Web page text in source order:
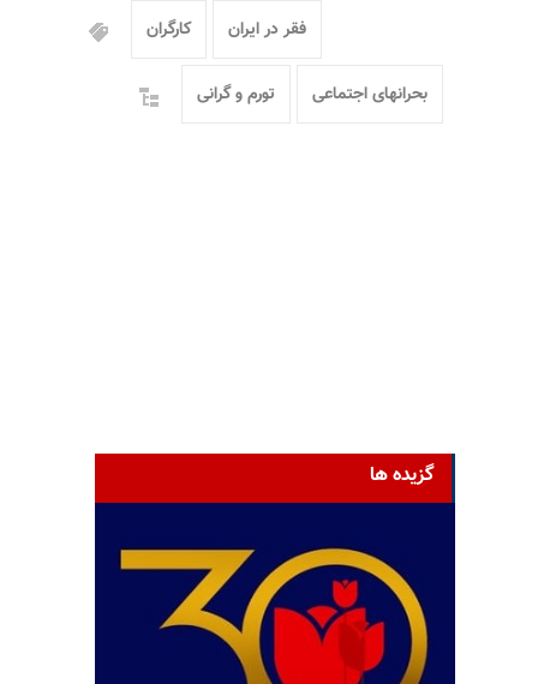
فقر در ایران کارگران
بحرانهای اجتماعی تورم و گرانی
گزیده ها